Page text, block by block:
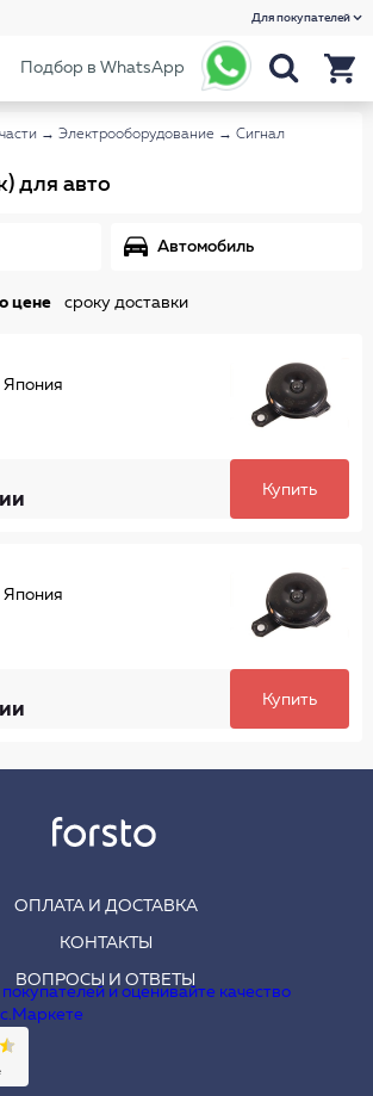
Для покупателей
Подбор в WhatsApp
→ Электрооборудование → Сигнал
для авто
Автомобиль
цене сроку доставки
Япония
Купить
Япония
Купить
ОПЛАТА И ДОСТАВКА
КОНТАКТЫ
ВОПРОСЫ И ОТВЕТЫ